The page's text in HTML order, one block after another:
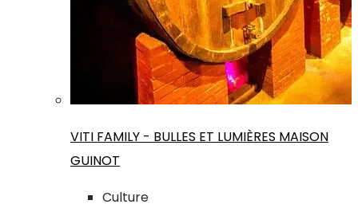
VITI FAMILY - BULLES ET LUMIÈRES MAISON
GUINOT
Culture